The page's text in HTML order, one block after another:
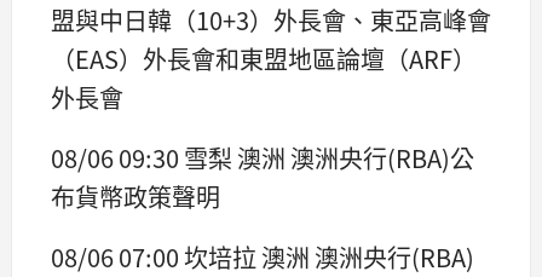
盟與中日韓（10+3）外長會、東亞高峰會
（EAS）外長會和東盟地區論壇（ARF）
外長會
08/06 09:30 雪梨 澳洲 澳洲央行(RBA)公
布貨幣政策聲明
08/06 07:00 坎培拉 澳洲 澳洲央行(RBA)